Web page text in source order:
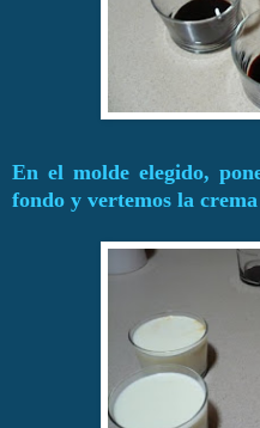
En el molde elegido,
fondo y vertemos la crema